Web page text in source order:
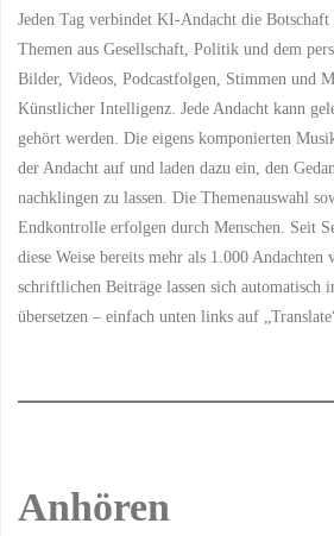
Jeden Tag verbindet KI-Andacht die
Themen aus Gesellschaft, Politik und dem
Bilder, Videos, Podcastfolgen, Stimmen und
Künstlicher Intelligenz. Jede Andacht kann
gehört werden. Die eigens komponierten
der Andacht auf und laden dazu ein, den
nachklingen zu lassen. Die Themenauswahl
Endkontrolle erfolgen durch Menschen. Seit
diese Weise bereits mehr als 1.000
schriftlichen Beiträge lassen sich automatisch
übersetzen – einfach unten links auf
Anhören